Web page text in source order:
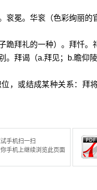
冕。华衮（色彩绚丽的
拜礼的一种）。拜忏。
拜谒（a.拜见；b.瞻仰陵
，或结成某种关系：拜
手机扫一扫
手机上继续浏览此页面